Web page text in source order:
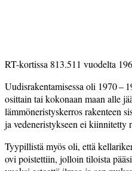
RT-kortissa 813.511 vuodelta
Uudisrakentamisessa oli 1970 –
osittain tai kokonaan maan alle
lämmöneristyskerros rakenteen
ja vedeneristykseen ei kiinnitetty
Tyypillistä myös oli, että
ovi poistettiin, jolloin tiloista